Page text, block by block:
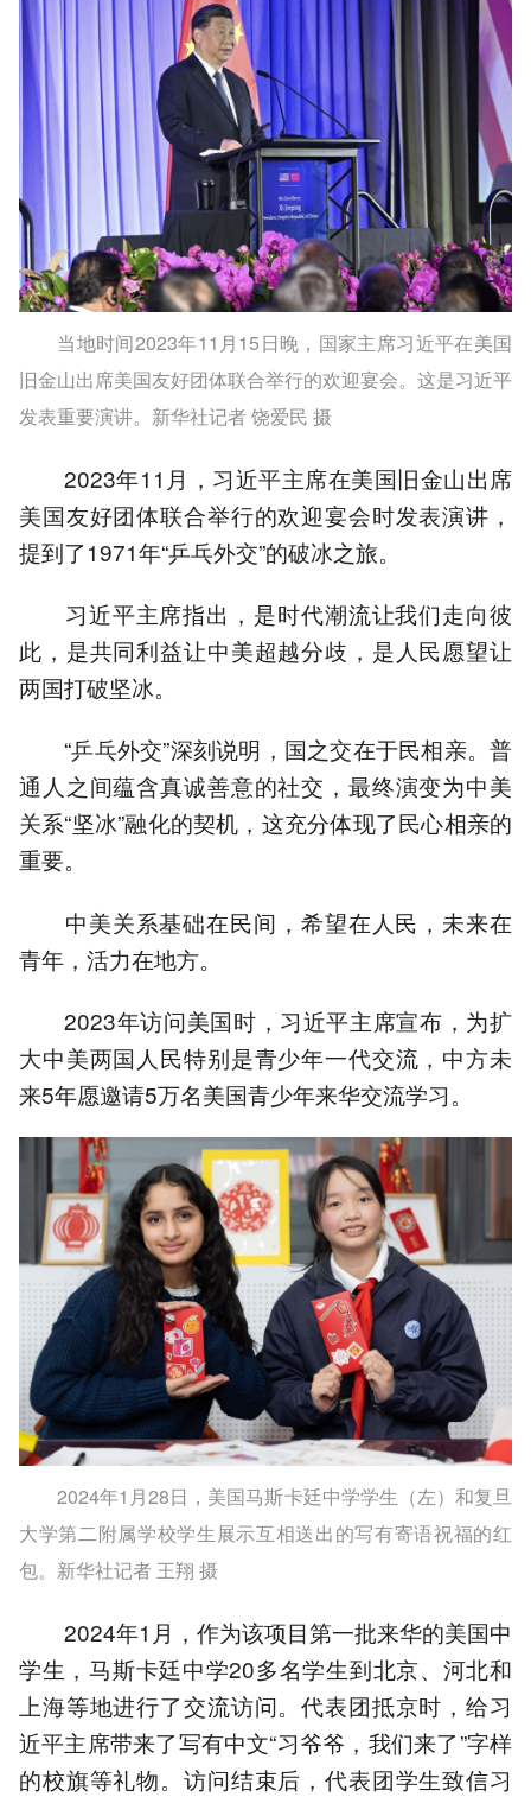
当地时间2023年11月15日晚，国家主席习近平在美国
旧金山出席美国友好团体联合举行的欢迎宴会。这是习近平
发表重要演讲。新华社记者 饶爱民 摄
2023年11月，习近平主席在美国旧金山出席
美国友好团体联合举行的欢迎宴会时发表演讲，
提到了1971年“乒乓外交”的破冰之旅。
习近平主席指出，是时代潮流让我们走向彼
此，是共同利益让中美超越分歧，是人民愿望让
两国打破坚冰。
“乒乓外交”深刻说明，国之交在于民相亲。普
通人之间蕴含真诚善意的社交，最终演变为中美
关系“坚冰”融化的契机，这充分体现了民心相亲的
重要。
中美关系基础在民间，希望在人民，未来在
青年，活力在地方。
2023年访问美国时，习近平主席宣布，为扩
大中美两国人民特别是青少年一代交流，中方未
来5年愿邀请5万名美国青少年来华交流学习。
2024年1月28日，美国马斯卡廷中学学生（左）和复旦
大学第二附属学校学生展示互相送出的写有寄语祝福的红
包。新华社记者 王翔 摄
2024年1月，作为该项目第一批来华的美国中
学生，马斯卡廷中学20多名学生到北京、河北和
上海等地进行了交流访问。代表团抵京时，给习
近平主席带来了写有中文“习爷爷，我们来了”字样
的校旗等礼物。访问结束后，代表团学生致信习